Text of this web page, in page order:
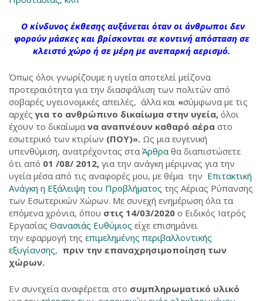
Ο κίνδυνος έκθεσης αυξάνεται όταν οι άνθρωποι δεν
φορούν μάσκες και βρίσκονται σε κοντινή απόσταση σε
κλειστό χώρο ή σε μέρη με ανεπαρκή αερισμό.
Όπως όλοι γνωρίζουμε η υγεία αποτελεί μείζονα
προτεραιότητα για την διασφάλιση των πολιτών από
σοβαρές υγειονομικές απειλές, άλλα και «σύμφωνα με τις
αρχέςγια το ανθρώπινο δικαίωμα στην υγεία, όλοι
έχουν το δικαίωμα να αναπνέουν καθαρό αέρα στο
εσωτερικό των κτιρίων (ΠΟΥ)». Ως μια ευγενική
υπενθύμιση, ανατρέχοντας στα Άρθραθα διαπιστώσετε
ότι από 01 /08/ 2012, για την ανάγκη μέριμνας για την
υγεία μέσα από τις αναφορές μου, με θέμα την Επιτακτική
Ανάγκη η Εξάλειψη του Προβλήματος της Αέριας Ρύπανσης
των Εσωτερικών Χώρων. Με συνεχή ενημέρωση όλα τα
επόμενα χρόνια, όπου στις 14/03/2020 ο Ειδικός Ιατρός
Εργασίας Θανασιάς Ευθύμιος είχε επισημάνει
την εφαρμογή της επιμελημένης περιβαλλοντικής
εξυγίανσης, πριν την επαναχρησιμοποίηση των
χώρων.
Εν συνεχεία αναφέρεται στο συμπληρωματικό υλικό